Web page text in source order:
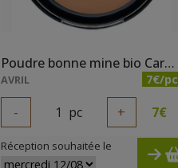
Poudre bonne mine bio Caramel Irisé
AVRIL 7€/pc
- 1 pc + 7€
Réception souhaitée le